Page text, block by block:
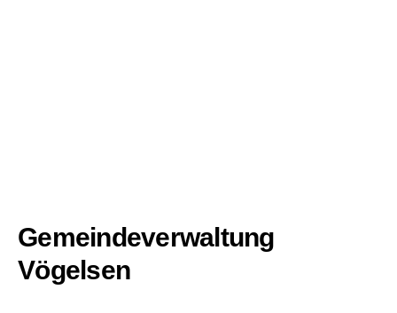
Gemeindeverwaltung
Vögelsen